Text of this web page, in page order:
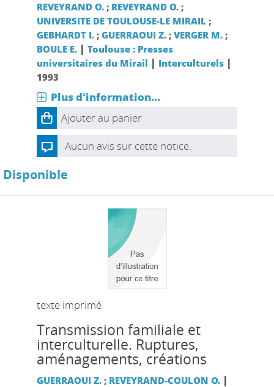
REVEYRAND O.; REVEYRAND O.;
UNIVERSITE DE TOULOUSE-LE MIRAIL;
GEBHARDT I.; GUERRAOUI Z.; VERGER M.;
BOULE E. | Toulouse : Presses
universitaires du Mirail | Interculturels|
1993
Plus d'information...
Ajouter au panier
Aucun avis sur cette notice.
Disponible
texte imprimé
Transmission familiale et
interculturelle. Ruptures,
aménagements, créations
GUERRAOUI Z.; REVEYRAND-COULON O. |